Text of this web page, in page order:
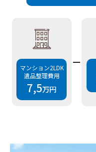
マンション2LDK
遺品整理費用
7,5万円
ー